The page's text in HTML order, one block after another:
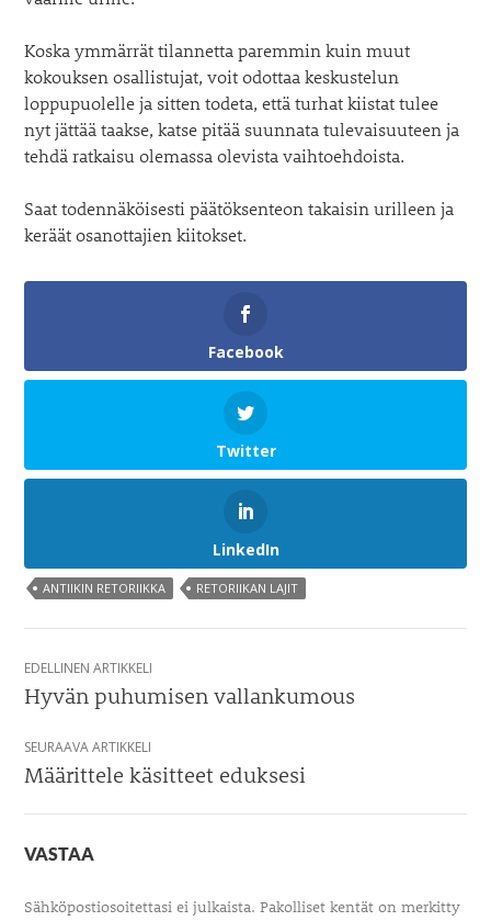
Koska ymmärrät tilannetta paremmin kuin muut
kokouksen osallistujat, voit odottaa keskustelun
loppupuolelle ja sitten todeta, että turhat kiistat tulee
nyt jättää taakse, katse pitää suunnata tulevaisuuteen ja
tehdä ratkaisu olemassa olevista vaihtoehdoista.
Saat todennäköisesti päätöksenteon takaisin urilleen ja
keräät osanottajien kiitokset.
Facebook
Twitter
LinkedIn
ANTIIKIN RETORIIKKA RETORIIKAN LAJIT
Artikkelien
selaus
EDELLINEN ARTIKKELI
Hyvän puhumisen vallankumous
SEURAAVA ARTIKKELI
Määrittele käsitteet eduksesi
VASTAA
Sähköpostiosoitettasi ei julkaista. Pakolliset kentät on merkitty